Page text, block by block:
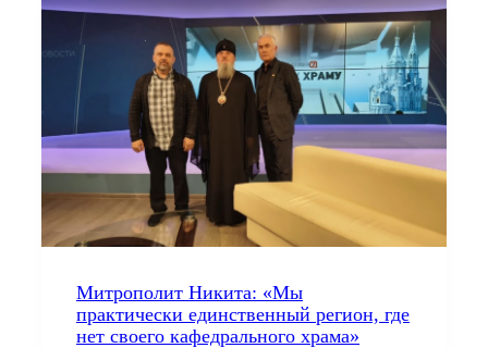
Митрополит Никита: «Мы
практически единственный регион, где
нет своего кафедрального храма»